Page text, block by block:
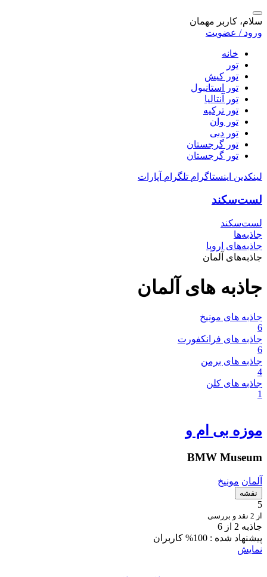
سلام، کاربر مهمان
ورود / عضویت
خانه
تور
تور کیش
تور استانبول
تور آنتالیا
تور ترکیه
تور وان
تور دبی
تور گرجستان
تور گرجستان
لینکدین اینستاگرام تلگرام آپارات
لست‌سکند
لست‌سکند
جاذبه‌ها
جاذبه‌های اروپا
جاذبه‌های آلمان
جاذبه های آلمان
جاذبه های مونیخ
6
جاذبه های فرانکفورت
6
جاذبه های برمن
4
جاذبه های کلن
1
موزه بی ام و
BMW Museum
آلمان مونیخ
نقشه
5
از 2 نقد و بررسی
جاذبه 2 از 6
پیشنهاد شده : 100% کاربران
نمایش